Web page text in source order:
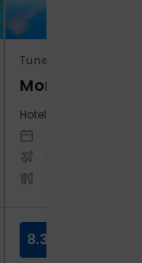
Tunezja / Al-
Monarque El
Hotel:
Warszawa -
8.3